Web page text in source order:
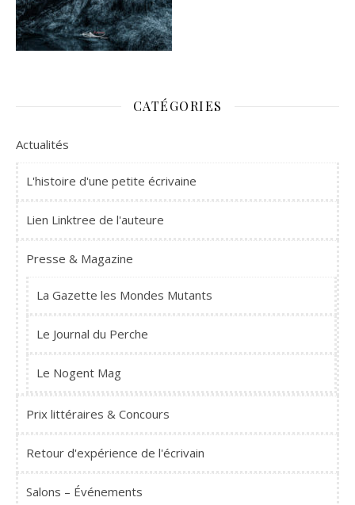
CATÉGORIES
Actualités
L'histoire d'une petite écrivaine
Lien Linktree de l'auteure
Presse & Magazine
La Gazette les Mondes Mutants
Le Journal du Perche
Le Nogent Mag
Prix littéraires & Concours
Retour d'expérience de l'écrivain
Salons – Événements